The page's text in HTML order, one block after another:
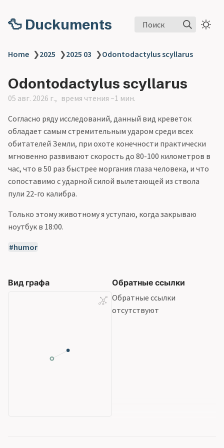
🦆 Duckuments Поиск
Home ❯2025 ❯2025 03 ❯Odontodactylus scyllarus
Odontodactylus scyllarus
05 авг. 2026 г. время чтения ~1 мин.
Согласно ряду исследований, данный вид креветок
обладает самым стремительным ударом среди всех
обитателей Земли, при охоте конечности практически
мгновенно развивают скорость до 80-100 километров в
час, что в 50 раз быстрее моргания глаза человека, и что
сопоставимо с ударной силой вылетающей из ствола
пули 22-го калибра.
Только этому животному я уступаю, когда закрываю
ноутбук в 18:00.
humor
Вид графа
Обратные ссылки
Обратные ссылки
отсутствуют